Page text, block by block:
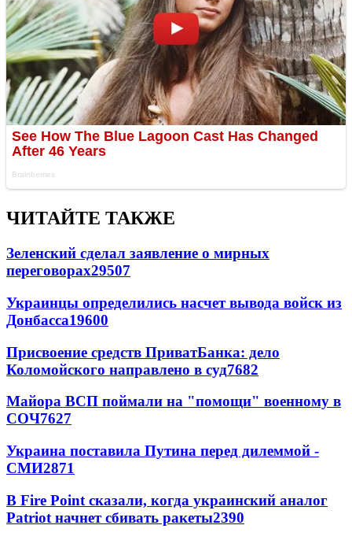
ЧИТАЙТЕ ТАКЖЕ
Зеленский сделал заявление о мирных
переговорах29507
Украинцы определились насчет вывода войск из
Донбасса19600
Присвоение средств ПриватБанка: дело
Коломойского направлено в суд7682
Майора ВСП поймали на "помощи" военному в
СОЧ7627
Украина поставила Путина перед дилеммой -
СМИ2871
В Fire Point сказали, когда украинский аналог
Patriot начнет сбивать ракеты2390